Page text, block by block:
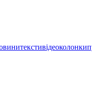
текстивідеоколонки